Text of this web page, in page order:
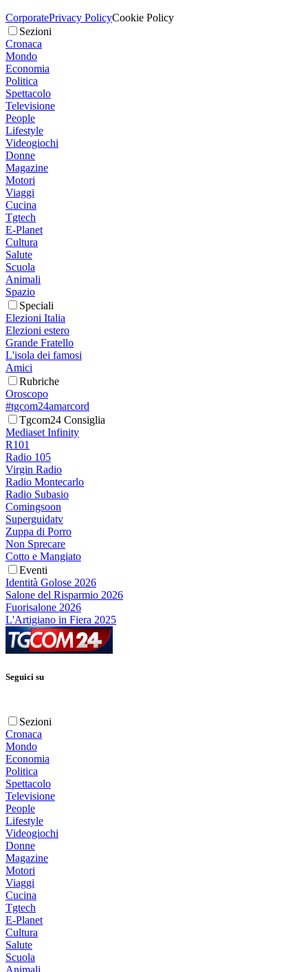
CorporatePrivacy PolicyCookie Policy
Sezioni
Cronaca
Mondo
Economia
Politica
Spettacolo
Televisione
People
Lifestyle
Videogiochi
Donne
Magazine
Motori
Viaggi
Cucina
Tgtech
E-Planet
Cultura
Salute
Scuola
Animali
Spazio
Speciali
Elezioni Italia
Elezioni estero
Grande Fratello
L'isola dei famosi
Amici
Rubriche
Oroscopo
#tgcom24amarcord
Tgcom24 Consiglia
Mediaset Infinity
R101
Radio 105
Virgin Radio
Radio Montecarlo
Radio Subasio
Comingsoon
Superguidatv
Zuppa di Porro
Non Sprecare
Cotto e Mangiato
Eventi
Identità Golose 2026
Salone del Risparmio 2026
Fuorisalone 2026
L'Artigiano in Fiera 2025
Seguici su
Sezioni
Cronaca
Mondo
Economia
Politica
Spettacolo
Televisione
People
Lifestyle
Videogiochi
Donne
Magazine
Motori
Viaggi
Cucina
Tgtech
E-Planet
Cultura
Salute
Scuola
Animali